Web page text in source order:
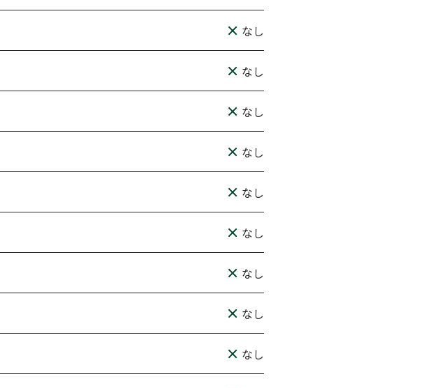
なし
なし
なし
なし
なし
なし
なし
なし
なし